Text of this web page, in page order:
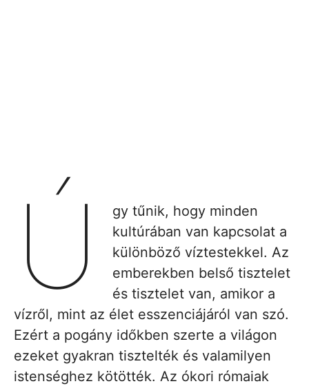
Ú
gy tűnik, hogy minden
kultúrában van kapcsolat a
különböző víztestekkel. Az
emberekben belső tisztelet
és tisztelet van, amikor a
vízről, mint az élet esszenciájáról van szó.
Ezért a pogány időkben szerte a világon
ezeket gyakran tisztelték és valamilyen
istenséghez kötötték. Az ókori rómaiak